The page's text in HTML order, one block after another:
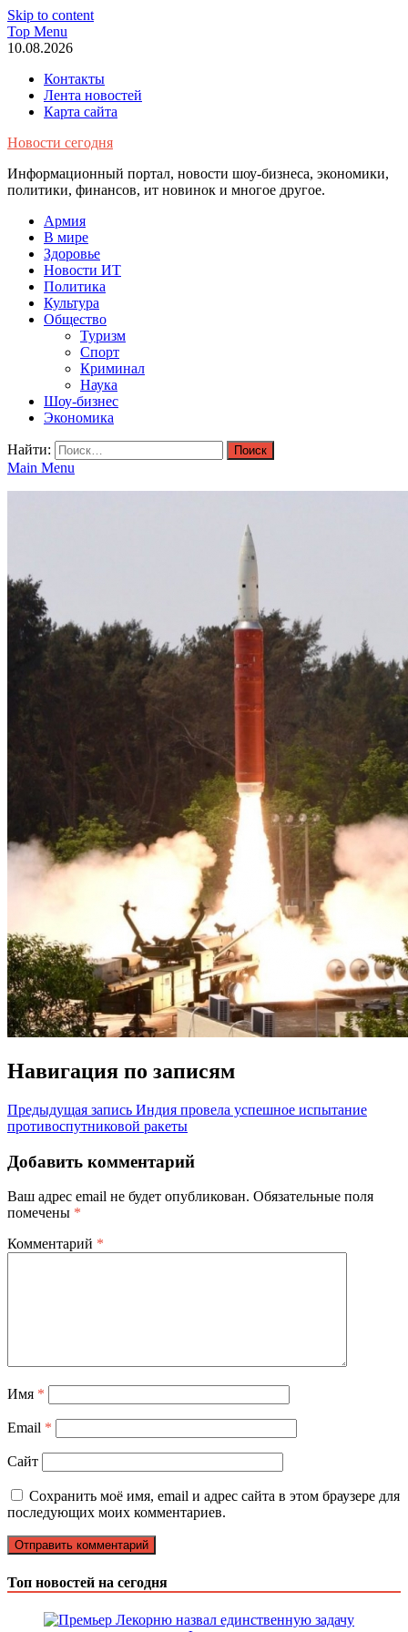
Skip to content
Top Menu
10.08.2026
Контакты
Лента новостей
Карта сайта
Новости сегодня
Информационный портал, новости шоу-бизнеса, экономики,
политики, финансов, ит новинок и многое другое.
Армия
В мире
Здоровье
Новости ИТ
Политика
Культура
Общество
Туризм
Спорт
Криминал
Наука
Шоу-бизнес
Экономика
Найти:
Main Menu
Навигация по записям
Предыдущая запись Индия провела успешное испытание
противоспутниковой ракеты
Добавить комментарий
Ваш адрес email не будет опубликован. Обязательные поля
помечены *
Комментарий *
Имя *
Email *
Сайт
Сохранить моё имя, email и адрес сайта в этом браузере для
последующих моих комментариев.
Топ новостей на сегодня